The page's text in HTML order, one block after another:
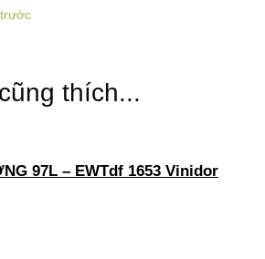
thích...
97L – EWTdf 1653 Vinidor